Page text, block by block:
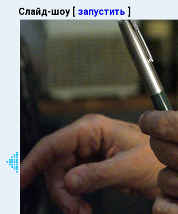
Слайд-шоу [ запустить ]